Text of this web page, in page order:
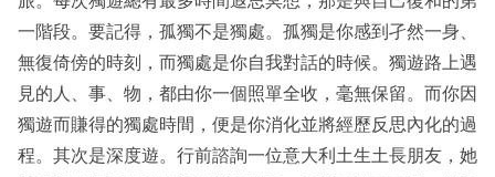
一階段。要記得，孤獨不是獨處。孤獨是你感到孑然一身、
無復倚傍的時刻，而獨處是你自我對話的時候。獨遊路上遇
見的人、事、物，都由你一個照單全收，毫無保留。而你因
獨遊而賺得的獨處時間，便是你消化並將經歷反思內化的過
程。其次是深度遊。行前諮詢一位意大利土生土長朋友，她